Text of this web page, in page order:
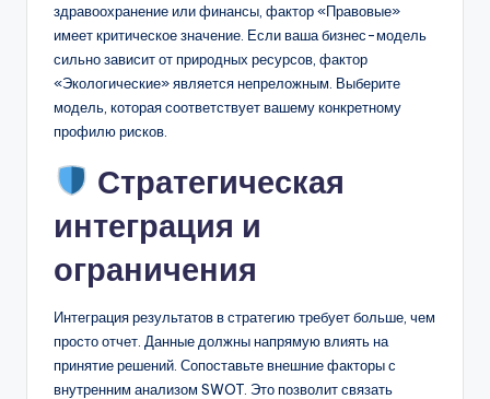
здравоохранение или финансы, фактор «Правовые»
имеет критическое значение. Если ваша бизнес-модель
сильно зависит от природных ресурсов, фактор
«Экологические» является непреложным. Выберите
модель, которая соответствует вашему конкретному
профилю рисков.
Стратегическая
интеграция и
ограничения
Интеграция результатов в стратегию требует больше, чем
просто отчет. Данные должны напрямую влиять на
принятие решений. Сопоставьте внешние факторы с
внутренним анализом SWOT. Это позволит связать